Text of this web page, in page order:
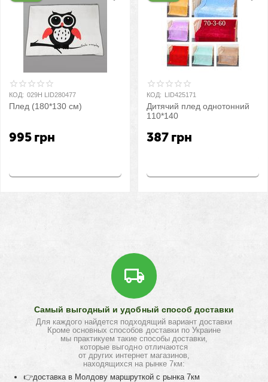
КОД: 029H LID280477
Плед (180*130 см)
995 грн
КОД: LID425171
Дитячий плед однотонний
110*140
387 грн
Самый выгодный и удобный способ доставки
Для каждого найдется подходящий вариант доставки
Кроме основных способов доставки по Украине
мы практикуем такие способы доставки,
которые выгодно отличаются
от других интернет магазинов,
находящихся на рынке 7км:
👉доставка в Молдову маршруткой с рынка 7км